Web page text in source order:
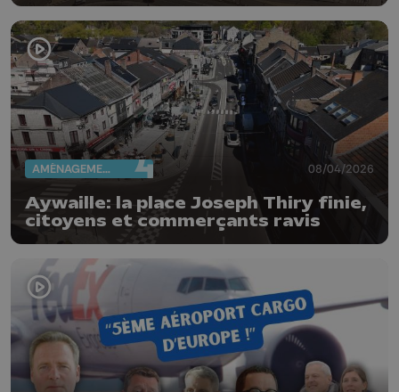
AMÉNAGEMENT DU TERRITOIRE 08/04/2026
Aywaille: la place Joseph Thiry finie,
citoyens et commerçants ravis